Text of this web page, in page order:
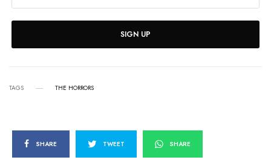
SIGN UP
TAGS THE HORRORS
SHARE TWEET SHARE